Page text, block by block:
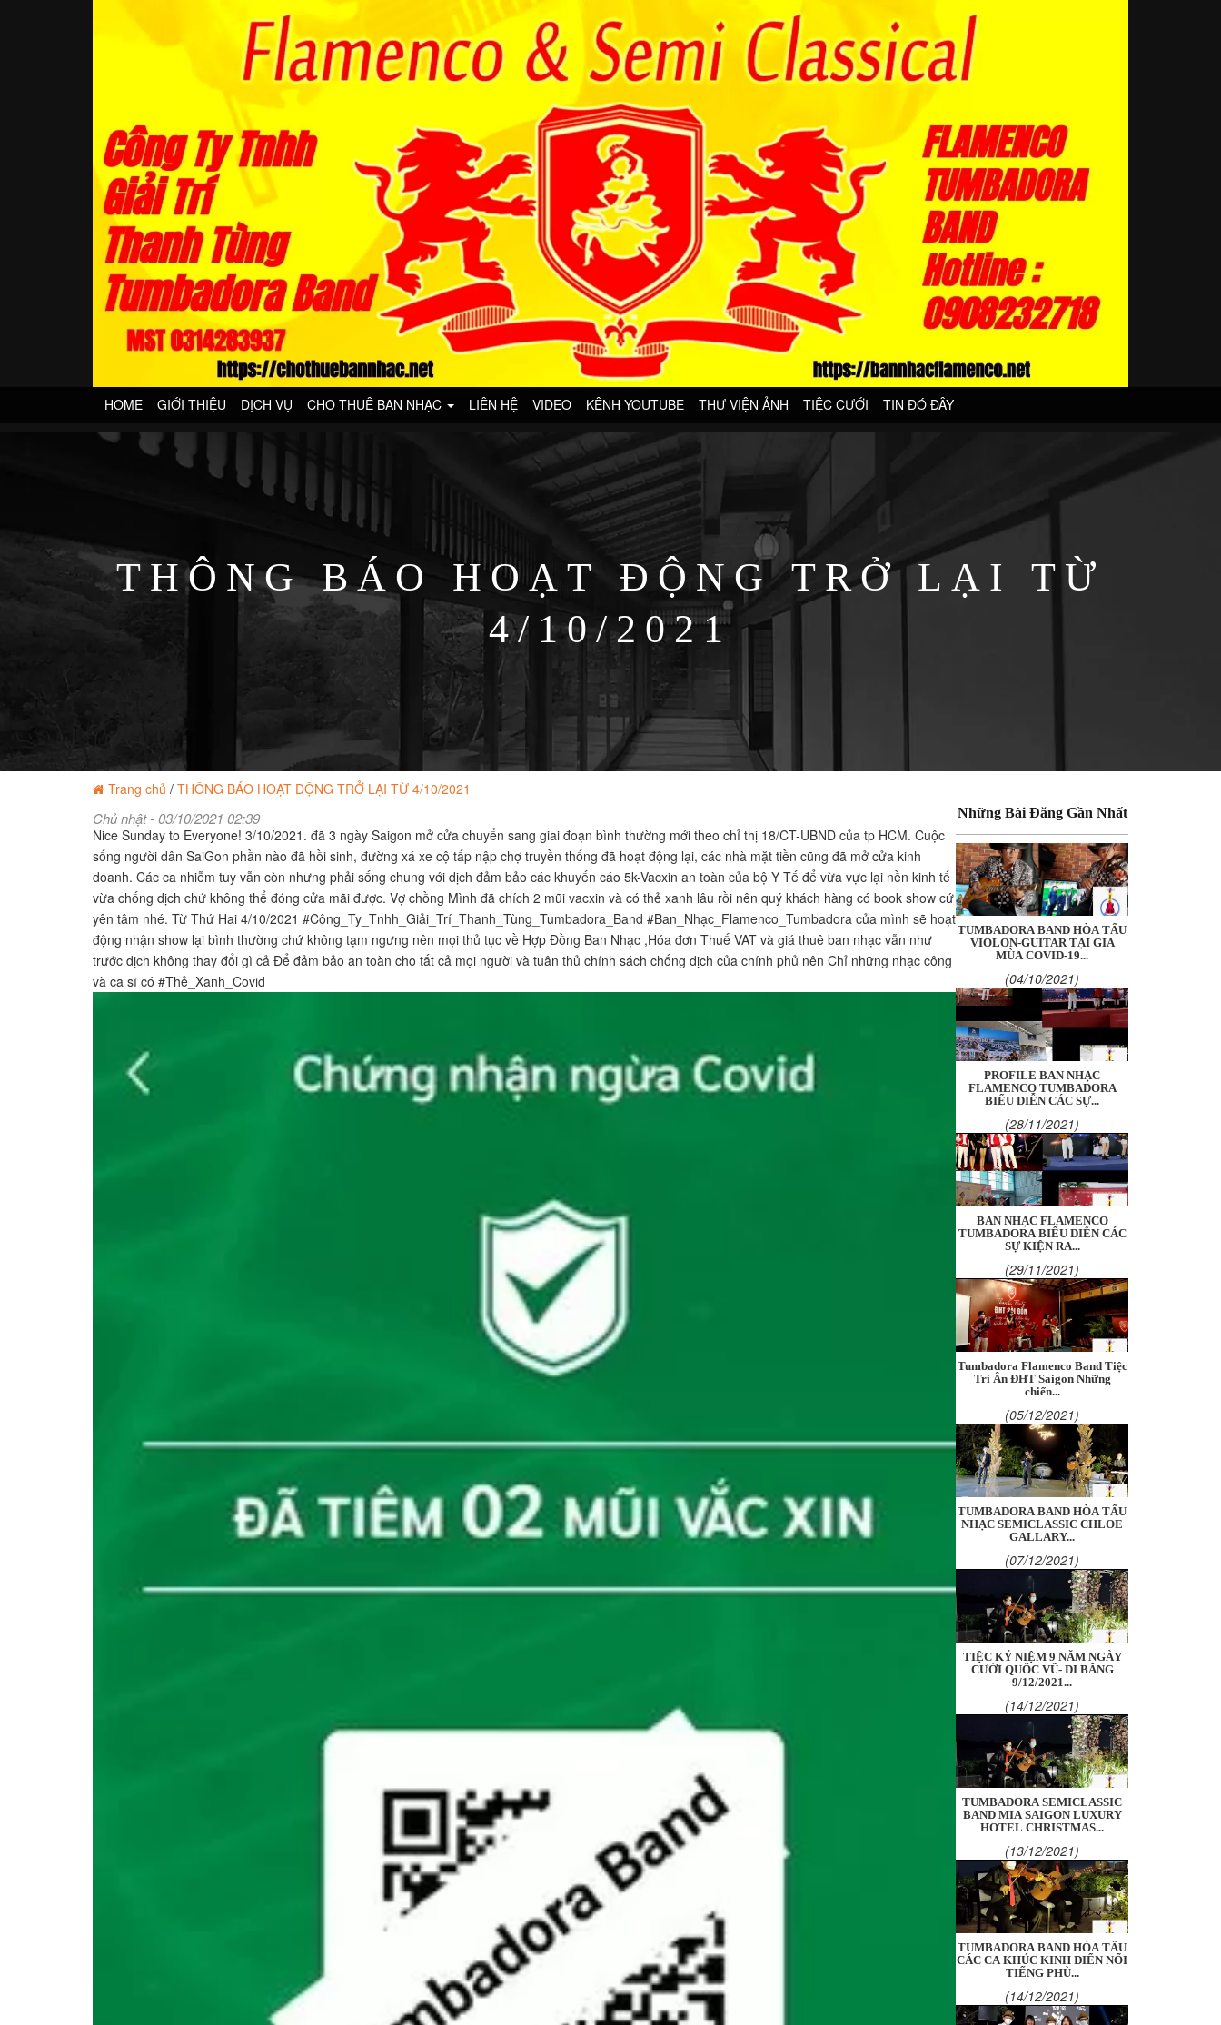
HOME GIỚI THIỆU DỊCH VỤ CHO THUÊ BAN NHẠC LIÊN HỆ VIDEO KÊNH YOUTUBE THƯ VIỆN ẢNH TIỆC CƯỚI TIN ĐÓ ĐÂY
THÔNG BÁO HOẠT ĐỘNG TRỞ LẠI TỪ
4/10/2021
Trang chủ / THÔNG BÁO HOẠT ĐỘNG TRỞ LẠI TỪ 4/10/2021
Chủ nhật - 03/10/2021 02:39
Nice Sunday to Everyone! 3/10/2021. đã 3 ngày Saigon mở cửa chuyển sang giai đoạn bình thường mới theo chỉ thị 18/CT-UBND của tp HCM. Cuộc
sống người dân SaiGon phần nào đã hồi sinh, đường xá xe cộ tấp nập chợ truyền thống đã hoạt động lại, các nhà mặt tiền cũng đã mở cửa kinh
doanh. Các ca nhiễm tuy vẫn còn nhưng phải sống chung với dịch đảm bảo các khuyến cáo 5k-Vacxin an toàn của bộ Y Tế để vừa vực lại nền kinh tế
vừa chống dịch chứ không thể đóng cửa mãi được. Vợ chồng Mình đã chích 2 mũi vacxin và có thẻ xanh lâu rồi nên quý khách hàng có book show cứ
yên tâm nhé. Từ Thứ Hai 4/10/2021 #Công_Ty_Tnhh_Giải_Trí_Thanh_Tùng_Tumbadora_Band #Ban_Nhạc_Flamenco_Tumbadora của mình sẽ hoạt
động nhận show lại bình thường chứ không tạm ngưng nên mọi thủ tục về Hợp Đồng Ban Nhạc ,Hóa đơn Thuế VAT và giá thuê ban nhạc vẫn như
trước dịch không thay đổi gì cả Để đảm bảo an toàn cho tất cả mọi người và tuân thủ chính sách chống dịch của chính phủ nên Chỉ những nhạc công
và ca sĩ có #Thẻ_Xanh_Covid
Những Bài Đăng Gần Nhất
TUMBADORA BAND HÒA TẤU
VIOLON-GUITAR TẠI GIA
MÙA COVID-19...
(04/10/2021)
PROFILE BAN NHẠC
FLAMENCO TUMBADORA
BIỂU DIỄN CÁC SỰ...
(28/11/2021)
BAN NHẠC FLAMENCO
TUMBADORA BIỂU DIỄN CÁC
SỰ KIỆN RA...
(29/11/2021)
Tumbadora Flamenco Band Tiệc
Tri Ân ĐHT Saigon Những
chiến...
(05/12/2021)
TUMBADORA BAND HÒA TẤU
NHẠC SEMICLASSIC CHLOE
GALLARY...
(07/12/2021)
TIỆC KỶ NIỆM 9 NĂM NGÀY
CƯỚI QUỐC VŨ- DI BĂNG
9/12/2021...
(14/12/2021)
TUMBADORA SEMICLASSIC
BAND MIA SAIGON LUXURY
HOTEL CHRISTMAS...
(13/12/2021)
TUMBADORA BAND HÒA TẤU
CÁC CA KHÚC KINH ĐIỂN NỔI
TIẾNG PHÙ...
(14/12/2021)